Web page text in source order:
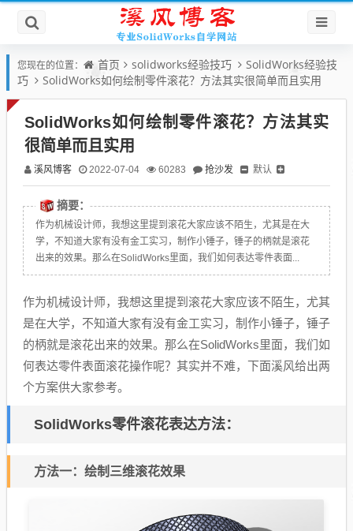
您现在的位置： 首页 solidworks经验技巧
SolidWorks经验技
巧
SolidWorks如何绘制零件滚花？方法其实很简单而且实用
SolidWorks如何绘制零件滚花？方法其实
很简单而且实用
溪风博客 2022-07-04 60283 抢沙发 默认
摘要：
作为机械设计师，我想这里提到滚花大家应该不陌生，尤其是在大
学，不知道大家有没有金工实习，制作小锤子，锤子的柄就是滚花
出来的效果。那么在SolidWorks里面，我们如何表达零件表面...
作为机械设计师，我想这里提到滚花大家应该不陌生，尤其
是在大学，不知道大家有没有金工实习，制作小锤子，锤子
的柄就是滚花出来的效果。那么在SolidWorks里面，我们如
何表达零件表面滚花操作呢？其实并不难，下面溪风给出两
个方案供大家参考。
SolidWorks零件滚花表达方法：
方法一：绘制三维滚花效果